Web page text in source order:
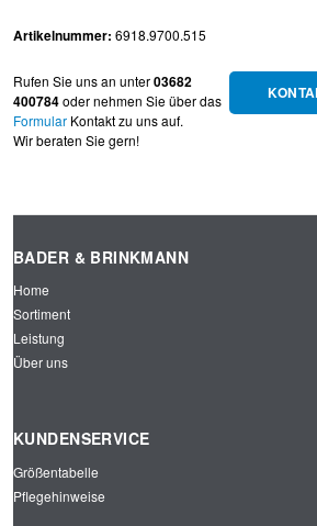
Artikelnummer: 6918.9700.515
Rufen Sie uns an unter03682
400784oder nehmen Sie über das
Formular Kontakt zu uns auf.
Wir beraten Sie gern!
BADER & BRINKMANN
Home
Sortiment
Leistung
Über uns
KUNDENSERVICE
Größentabelle
Pflegehinweise